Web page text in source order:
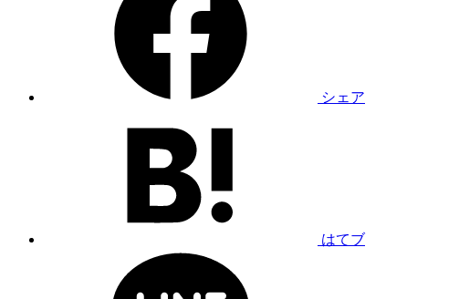
シェア
はてブ